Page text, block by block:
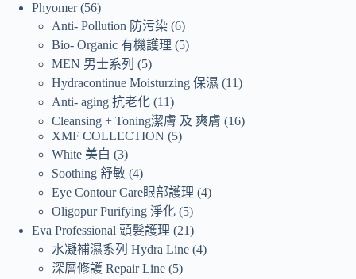
Phyomer 56
Anti- Pollution 防污染 6
Bio- Organic 有機護理
5
MEN 男士系列
5
Hydracontinue Moisturzing 保濕
11
Anti- aging 抗老化 11
Cleansing + Toning潔膚 及 爽膚
16
XMF COLLECTION
5
White 美白
3
Soothing 舒敏 4
Eye Contour Care眼部護理 4
Oligopur Purifying 淨化 5
Eva Professional 頭髮護理
21
水凝補濕系列 Hydra Line 4
深層修護 Repair Line 5